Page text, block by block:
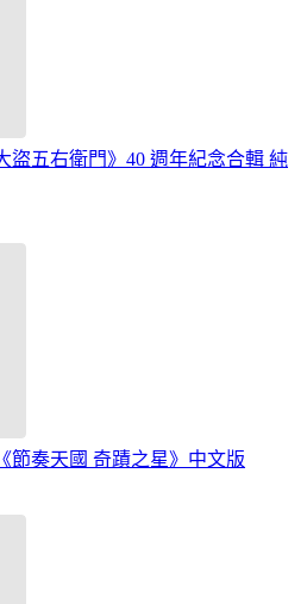
盜五右衛門》40 週年紀念合輯 純
節奏天國 奇蹟之星》中文版